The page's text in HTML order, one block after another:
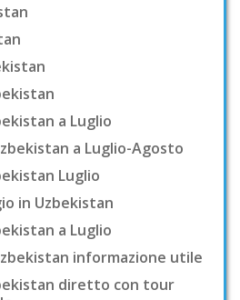
a Luglio
a Luglio-Agosto
Luglio
in Uzbekistan
a Luglio
informazione utile
diretto con tour